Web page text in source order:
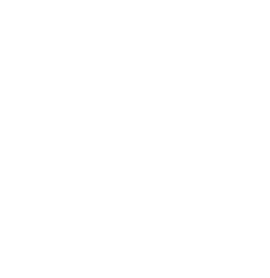
了承ください。
き作成されるも
をご了承くださ
御機器販売店・
ようお願いしま
社の共同利用者
」に記載されて
ず変更すること
下、フタル酸ジブチ
ない年数を意
要な手段を講じ
これらの製造装
、取り引きをい
ムロン制御